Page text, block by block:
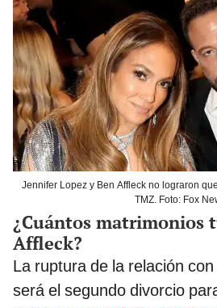
Jennifer Lopez y Ben Affleck no lograron
TMZ. Foto: Fox
¿Cuántos matrimonios
Affleck?
La ruptura de la relación
será el segundo divorcio